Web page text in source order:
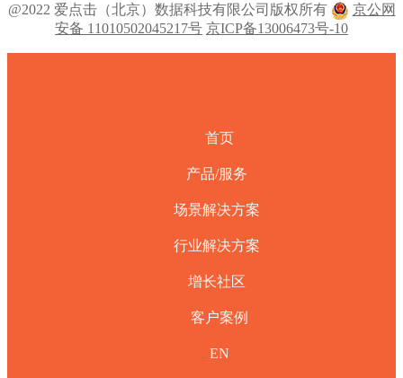
@2022 爱点击（北京）数据科技有限公司版权所有
京公网
安备 11010502045217号 京ICP备13006473号-10
首页
产品/服务
场景解决方案
行业解决方案
增长社区
客户案例
EN